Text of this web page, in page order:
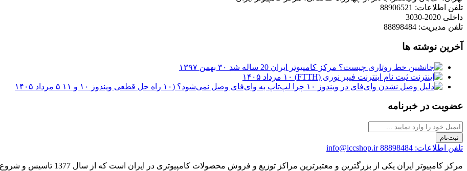
تلفن اطلاعات: 88906521
داخلی 2020-3030
تلفن مدیریت: 88898484
آخرین نوشته ها
مرکز کامپیوتر ایران 20 ساله شد
۳۰ بهمن ۱۳۹۷
ثبت نام اینترنت فیبر نوری (FTTH)
۱۰ مرداد ۱۴۰۵
چرا لپ‌تاپ به وای‌فای وصل نمی‌شود؟ (۱۰ راه حل قطعی ویندوز ۱۰ و ۱۱
۵ مرداد ۱۴۰۵
عضویت در خبرنامه
ثبت‌نام
تلفن اطلاعات: 88898484 info@iccshop.ir
مرکز کامپیوتر ایران یکی از بزرگترین و معتبرترین مراکز توزیع و فروش محصولات کامپیوتری در ایران است که از سال 1377 تاسیس و شروع به فعالیت در حوزه IT در قلب شهر تهران نموده است.